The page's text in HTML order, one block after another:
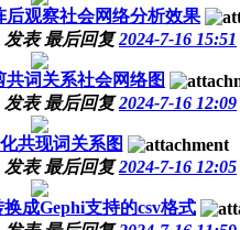
观察社会网络分析效果
发表 最后回复2024-7-16 15:51
词关系社会网络图
发表 最后回复2024-7-16 12:09
共现词关系图
发表 最后回复2024-7-16 12:05
成Gephi支持的csv格式